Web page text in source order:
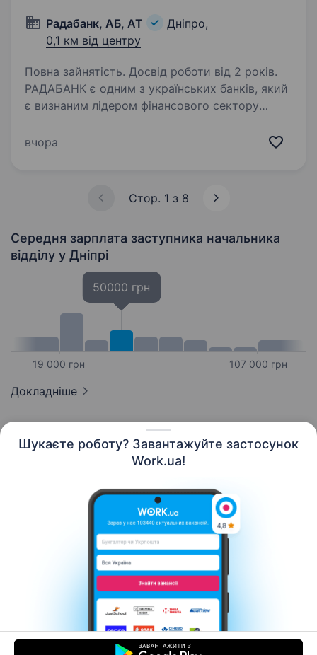
Шукаєте роботу? Завантажуйте застосунок
Work.ua!
Радабанк, АБ, АТ
Дніпро,
0,1 км від центру
Повна зайнятість. Досвід роботи від 2 років.
РАДАБАНК є одним з українських банків, який
є визнаним лідером фінансового сектору
з 1993 року. За цей час отримав репутацію
вчора
Стор. 1 з 8
Середня зарплата заступника начальника
відділу у Дніпрі
19 000 грн
50000 грн
107 000 грн
Докладніше
Контакти Про нас
Кар’єра
Допомога Умови використання